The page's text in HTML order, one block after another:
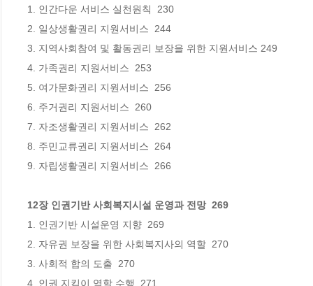
1. 인간다운 서비스 실천원칙  230
2. 일상생활권리 지원서비스  244
3. 지역사회참여 및 활동권리 보장을 위한 지원서비스 249
4. 가족권리 지원서비스  253
5. 여가문화권리 지원서비스  256
6. 주거권리 지원서비스  260
7. 자조생활권리 지원서비스  262
8. 주민교류권리 지원서비스  264
12장 인권기반 사회복지시설 운영과 전망  269
1. 인권기반 시설운영 지향  269
2. 자유권 보장을 위한 사회복지사의 역할  270
3. 사회적 합의 도출  270
4. 인권 지킴이 역할 수행  271